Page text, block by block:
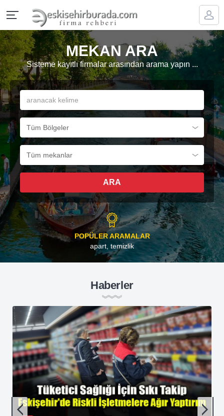
MEKAN ARA
Sisteme kayıtlı firmalar arasından arama yapın ...
ARA
POPÜLER ARAMALAR
apart temizlik
Haberler